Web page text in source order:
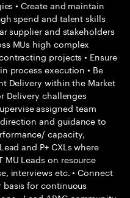
• Create and maintain
spend and talent skills
supplier and stakeholders
MUs high complex
projects • Ensure
process execution • Be
Delivery within the Market
Delivery challenges
assigned team
direction and guidance to
capacity,
and P+ CXLs where
MU Leads on resource
interviews etc. • Connect
basis for continuous